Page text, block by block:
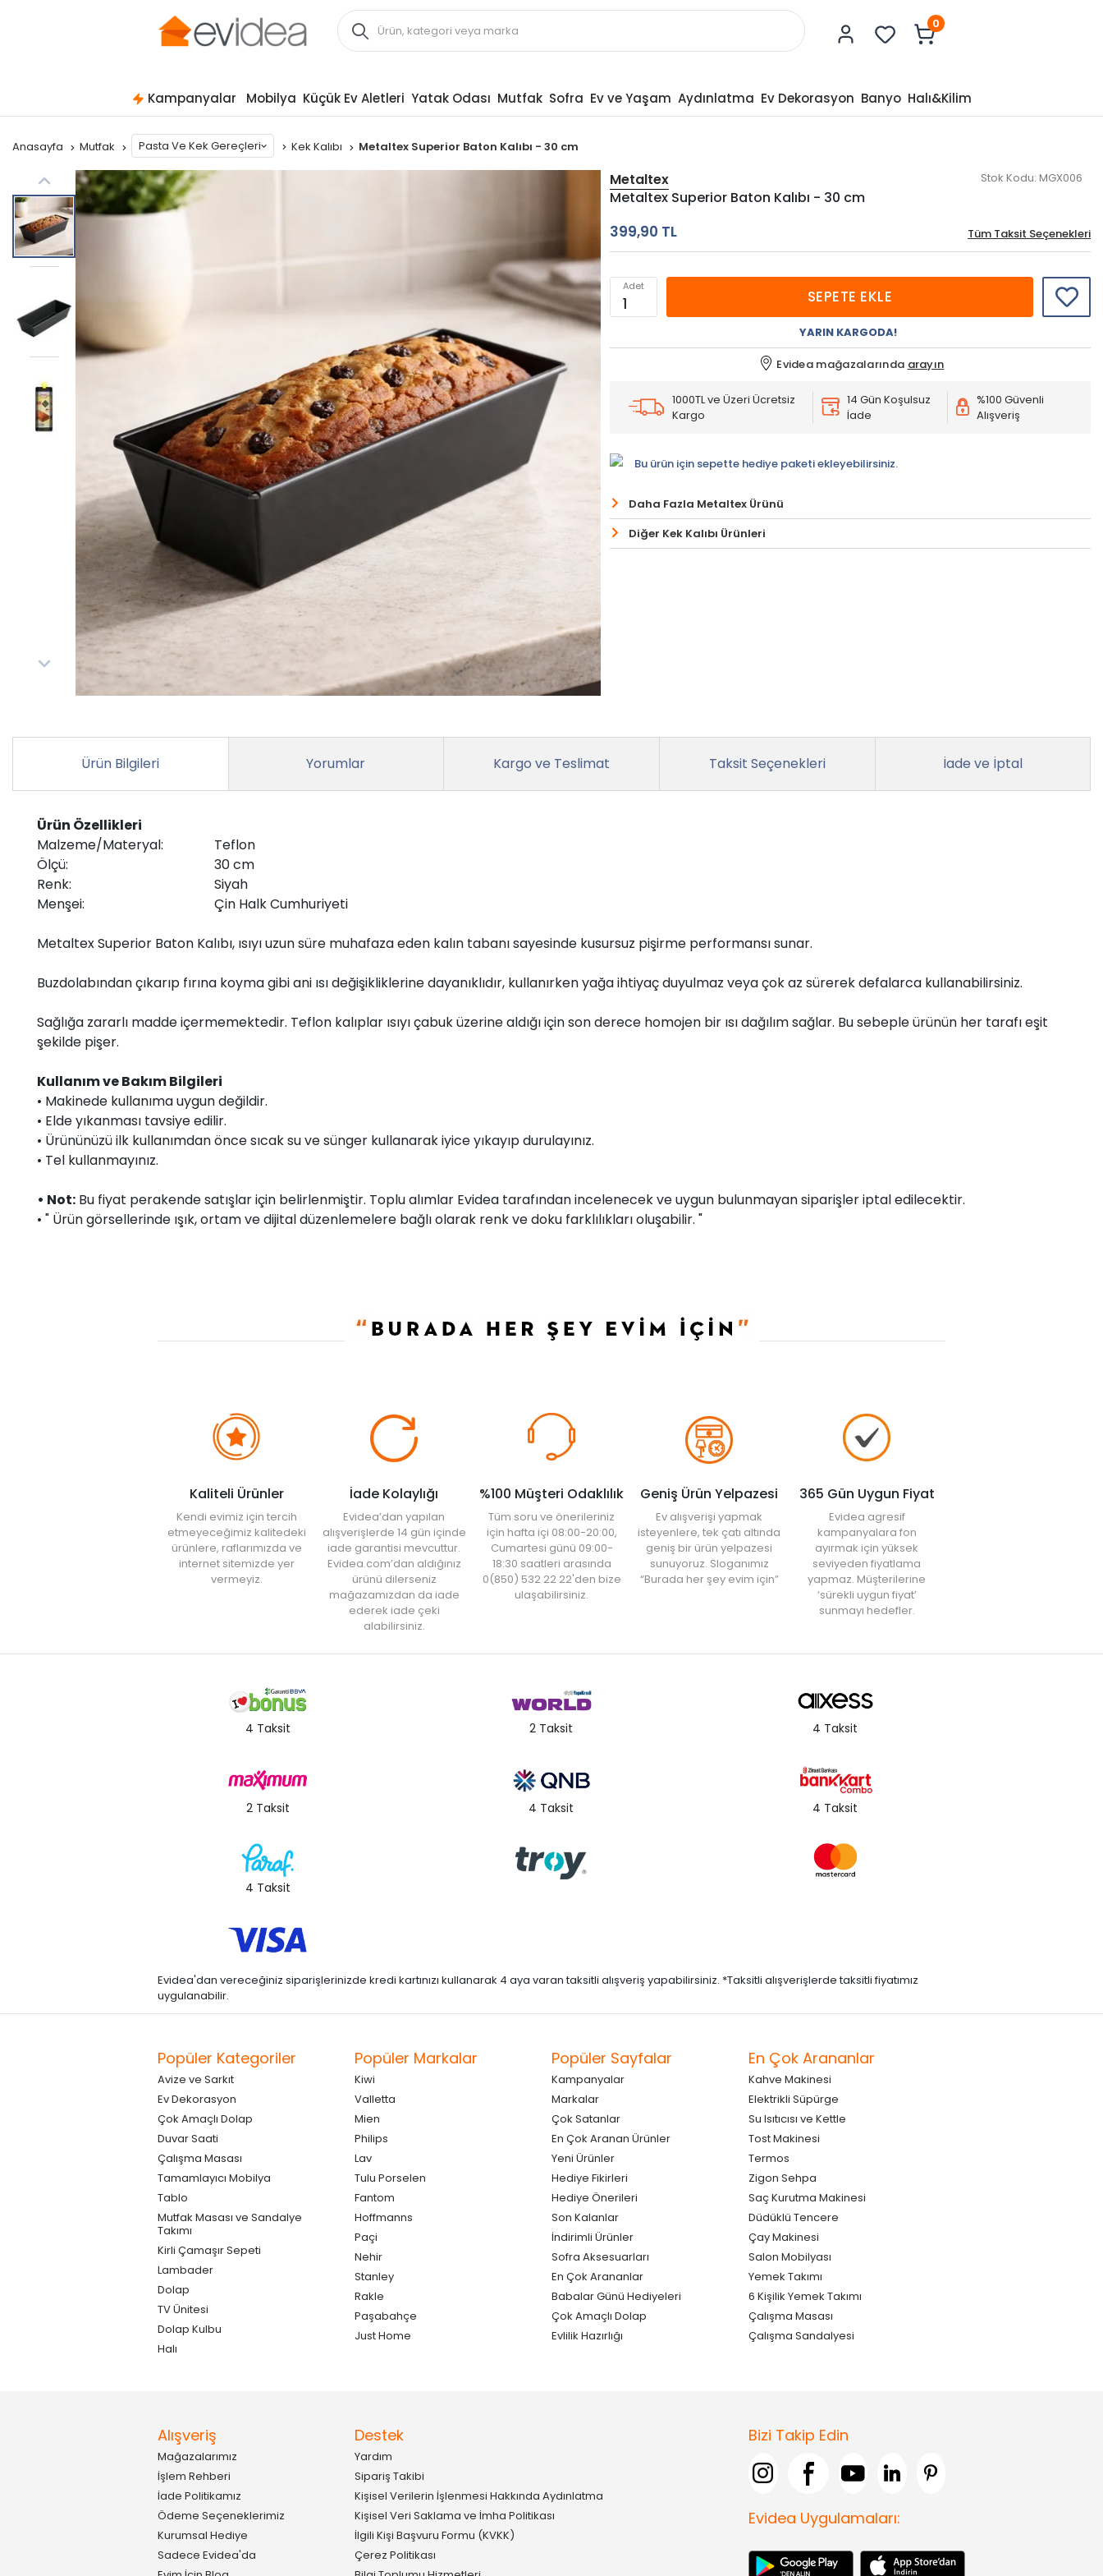
0
Kampanyalar Mobilya Küçük Ev Aletleri Yatak Odası Mutfak Sofra Ev ve Yaşam Aydınlatma Ev Dekorasyon Banyo Halı&Kilim
Anasayfa Mutfak Pasta Ve Kek Gereçleri Kek Kalıbı Metaltex Superior Baton Kalıbı - 30 cm
Metaltex Stok Kodu: MGX006
Metaltex Superior Baton Kalıbı - 30 cm
399,90 TL Tüm Taksit Seçenekleri
Adet
SEPETE EKLE
YARIN KARGODA!
Evidea mağazalarında arayın
1000TL ve Üzeri Ücretsiz
Kargo
14 Gün Koşulsuz
İade
%100 Güvenli
Alışveriş
Bu ürün için sepette hediye paketi ekleyebilirsiniz.
Daha Fazla Metaltex Ürünü
Diğer Kek Kalıbı Ürünleri
Ürün Bilgileri Yorumlar Kargo ve Teslimat Taksit Seçenekleri İade ve İptal
Ürün Özellikleri
Malzeme/Materyal:
Teflon
Ölçü:
30 cm
Renk:
Siyah
Menşei:
Çin Halk Cumhuriyeti
Metaltex Superior Baton Kalıbı, ısıyı uzun süre muhafaza eden kalın tabanı sayesinde kusursuz pişirme performansı sunar.
Buzdolabından çıkarıp fırına koyma gibi ani ısı değişikliklerine dayanıklıdır, kullanırken yağa ihtiyaç duyulmaz veya çok az sürerek defalarca kullanabilirsiniz.
Sağlığa zararlı madde içermemektedir. Teflon kalıplar ısıyı çabuk üzerine aldığı için son derece homojen bir ısı dağılım sağlar. Bu sebeple ürünün her tarafı eşit
şekilde pişer.
Kullanım ve Bakım Bilgileri
• Makinede kullanıma uygun değildir.
• Elde yıkanması tavsiye edilir.
• Ürününüzü ilk kullanımdan önce sıcak su ve sünger kullanarak iyice yıkayıp durulayınız.
• Tel kullanmayınız.
• Not: Bu fiyat perakende satışlar için belirlenmiştir. Toplu alımlar Evidea tarafından incelenecek ve uygun bulunmayan siparişler iptal edilecektir.
• " Ürün görsellerinde ışık, ortam ve dijital düzenlemelere bağlı olarak renk ve doku farklılıkları oluşabilir. "
Kaliteli Ürünler
Kendi evimiz için tercih
etmeyeceğimiz kalitedeki
ürünlere, raflarımızda ve
internet sitemizde yer
vermeyiz.
İade Kolaylığı
Evidea’dan yapılan
alışverişlerde 14 gün içinde
iade garantisi mevcuttur.
Evidea.com’dan aldığınız
ürünü dilerseniz
mağazamızdan da iade
ederek iade çeki
alabilirsiniz.
%100 Müşteri Odaklılık
Tüm soru ve önerileriniz
için hafta içi 08:00-20:00,
Cumartesi günü 09:00-
18:30 saatleri arasında
0(850) 532 22 22'den bize
ulaşabilirsiniz.
Geniş Ürün Yelpazesi
Ev alışverişi yapmak
isteyenlere, tek çatı altında
geniş bir ürün yelpazesi
sunuyoruz. Sloganımız
“Burada her şey evim için”
365 Gün Uygun Fiyat
Evidea agresif
kampanyalara fon
ayırmak için yüksek
seviyeden fiyatlama
yapmaz. Müşterilerine
‘sürekli uygun fiyat’
sunmayı hedefler.
4 Taksit 2 Taksit 4 Taksit
2 Taksit 4 Taksit 4 Taksit
4 Taksit
Evidea'dan vereceğiniz siparişlerinizde kredi kartınızı kullanarak 4 aya varan taksitli alışveriş yapabilirsiniz. *Taksitli alışverişlerde taksitli fiyatımız
uygulanabilir.
Popüler Kategoriler
Avize ve Sarkıt
Ev Dekorasyon
Çok Amaçlı Dolap
Duvar Saati
Çalışma Masası
Tamamlayıcı Mobilya
Tablo
Mutfak Masası ve Sandalye
Takımı
Kirli Çamaşır Sepeti
Lambader
Dolap
TV Ünitesi
Dolap Kulbu
Halı
Popüler Markalar
Kiwi
Valletta
Mien
Philips
Lav
Tulu Porselen
Fantom
Hoffmanns
Paçi
Nehir
Stanley
Rakle
Paşabahçe
Just Home
Popüler Sayfalar
Kampanyalar
Markalar
Çok Satanlar
En Çok Aranan Ürünler
Yeni Ürünler
Hediye Fikirleri
Hediye Önerileri
Son Kalanlar
İndirimli Ürünler
Sofra Aksesuarları
En Çok Arananlar
Babalar Günü Hediyeleri
Çok Amaçlı Dolap
Evlilik Hazırlığı
En Çok Arananlar
Kahve Makinesi
Elektrikli Süpürge
Su Isıtıcısı ve Kettle
Tost Makinesi
Termos
Zigon Sehpa
Saç Kurutma Makinesi
Düdüklü Tencere
Çay Makinesi
Salon Mobilyası
Yemek Takımı
6 Kişilik Yemek Takımı
Çalışma Masası
Çalışma Sandalyesi
Alışveriş
Mağazalarımız
İşlem Rehberi
İade Politikamız
Ödeme Seçeneklerimiz
Kurumsal Hediye
Sadece Evidea'da
Destek
Yardım
Sipariş Takibi
Kişisel Verilerin İşlenmesi Hakkında Aydınlatma
Kişisel Veri Saklama ve İmha Politikası
İlgili Kişi Başvuru Formu (KVKK)
Çerez Politikası
Bizi Takip Edin
Evidea Uygulamaları: